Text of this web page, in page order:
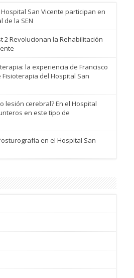
San Vicente participan en
de la SEN
2 Revolucionan la Rehabilitación
la experiencia de Francisco
del Hospital San
lesión cerebral? En el Hospital
en este tipo de
en el Hospital San